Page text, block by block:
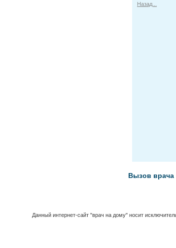
Назад...
Вызов врача
Данный интернет-сайт "врач на дому" носит